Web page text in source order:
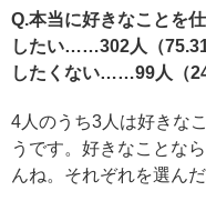
Q.本当に好きなことを
したい……302人（75.31
したくない……99人（
4人のうち3人は好きな
うです。好きなことな
んね。それぞれを選ん